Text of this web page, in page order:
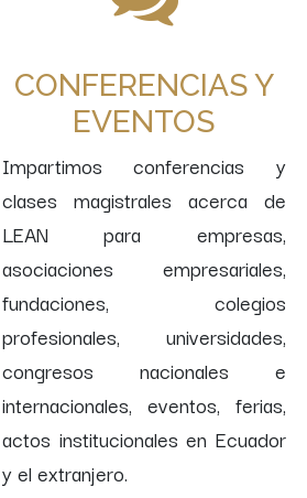
CONFERENCIAS Y
EVENTOS
Impartimos conferencias y
clases magistrales acerca de
LEAN para empresas,
asociaciones empresariales,
fundaciones, colegios
profesionales, universidades,
congresos nacionales e
internacionales, eventos, ferias,
actos institucionales en Ecuador
y el extranjero.